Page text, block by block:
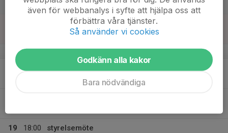
17:30
IK Nordia Cafélokal
Ledarmöte Gruppträning
IK Nordia Cafélokal
v.47
19
18:00
styrelsemöte
även för webbanalys i syfte att hjälpa oss att
förbättra våra tjänster.
Så använder vi cookies
Godkänn alla kakor
Bara nödvändiga